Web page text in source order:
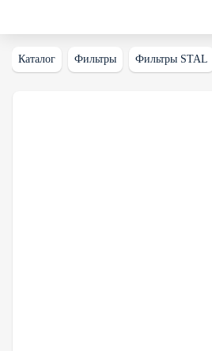
Каталог Фильтры Фильтры STAL